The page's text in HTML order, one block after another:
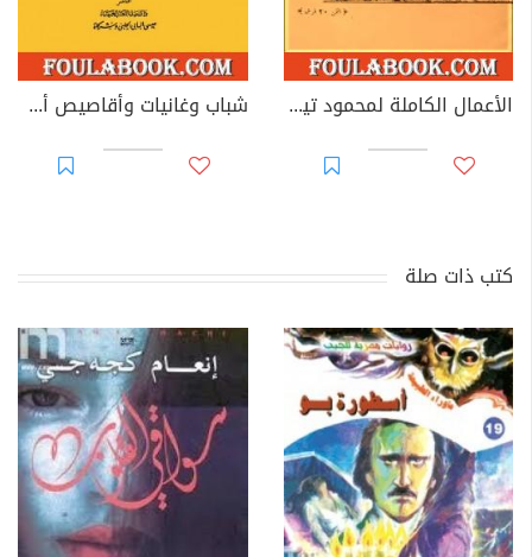
الأعمال الكاملة لمحمود تيمور - الجزء الثالث شباب وغانيات وأقاصيص أخرى
كتب ذات صلة